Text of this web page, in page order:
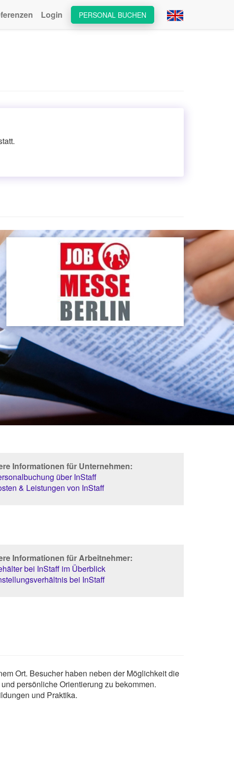
PERSONAL BUCHEN
Login
Informationen für Unternehmen:
über InStaff
& Leistungen von InStaff
Informationen für Arbeitnehmer:
bei InStaff im Überblick
bei InStaff
Ort. Besucher haben neben der Möglichkeit die
persönliche Orientierung zu bekommen.
und Praktika.